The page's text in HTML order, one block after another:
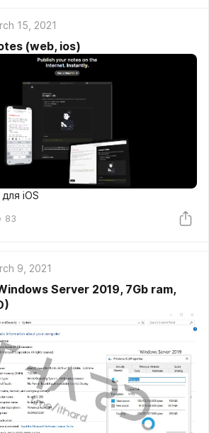
15, 2021
(web, ios)
iOS
83
9, 2021
Server 2019, 7Gb ram,